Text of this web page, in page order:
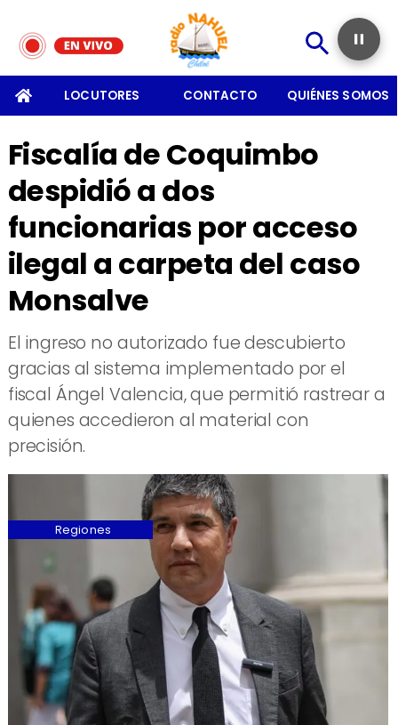
LOCUTORES CONTACTO QUIÉNES SOMOS
Fiscalía de Coquimbo
despidió a dos
funcionarias por acceso
ilegal a carpeta del caso
Monsalve
​El ingreso no autorizado fue descubierto
gracias al sistema implementado por el
fiscal Ángel Valencia, que permitió rastrear a
quienes accedieron al material con
precisión.
Regiones